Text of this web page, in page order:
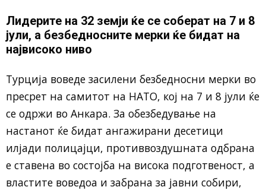
Лидерите на 32 земји ќе се соберат на 7 и 8
јули, а безбедносните мерки ќе бидат на
највисоко ниво
Турција воведе засилени безбедносни мерки во
пресрет на самитот на НАТО, кој на 7 и 8 јули ќе
се одржи во Анкара. За обезбедување на
настанот ќе бидат ангажирани десетици
илјади полицајци, противвоздушната одбрана
е ставена во состојба на висока подготвеност, а
властите воведоа и забрана за јавни собири,